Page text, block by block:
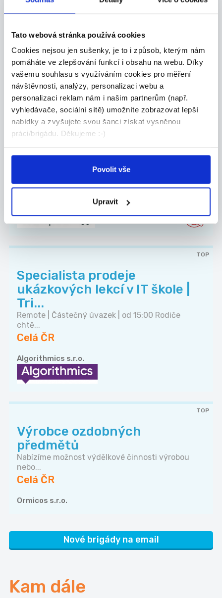
Tato webová stránka používá cookies
Cookies nejsou jen sušenky, je to i způsob, kterým nám
pomáháte ve zlepšování funkcí i obsahu na webu. Díky
vašemu souhlasu s využíváním cookies pro měření
návštěvnosti, analýzy, personalizaci webu a
personalizaci reklam nám i našim partnerům (např.
vyhledávače, sociální sítě) umožníte zobrazovat lepší
nabídky a zvyšujete svou šanci získat vysněnou
práci/brigádu. Děkujeme :-)
Povolit vše
Upravit
pro...
DALŠÍ NABÍDKY ZCELÉ ČR
DOPORUČUJEME
Vykládka kamionů Pardubice,
Celá ČR
TOP
Specialista prodeje
ukázkových lekcí v IT škole |
Tri...
Remote | Částečný úvazek | od 15:00 Rodiče
chtě...
Celá ČR
Algorithmics s.r.o.
TOP
Výrobce ozdobných
předmětů
Nabízíme možnost výdělkové činnosti výrobou
nebo...
Celá ČR
Ormicos s.r.o.
Nové brigády na email
Kam dále